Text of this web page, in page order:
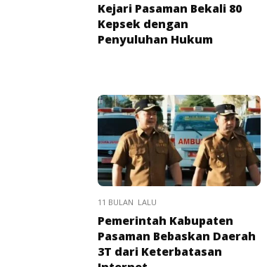
Kejari Pasaman Bekali 80
Kepsek dengan
Penyuluhan Hukum
11 BULAN LALU
Pemerintah Kabupaten
Pasaman Bebaskan Daerah
3T dari Keterbatasan